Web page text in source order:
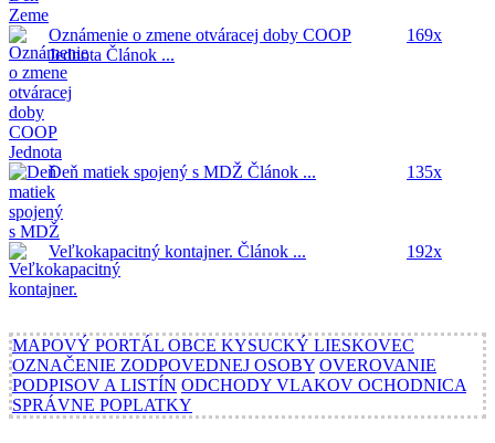
Oznámenie o zmene otváracej doby COOP
Jednota Článok ...
169x
Deň matiek spojený s MDŽ Článok ... 135x
Veľkokapacitný kontajner. Článok ... 192x
MAPOVÝ PORTÁL OBCE KYSUCKÝ LIESKOVEC
OZNAČENIE ZODPOVEDNEJ OSOBY OVEROVANIE
PODPISOV A LISTÍN ODCHODY VLAKOV OCHODNICA
SPRÁVNE POPLATKY